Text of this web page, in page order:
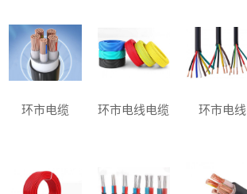
环市电缆 环市电线电缆 环市电线